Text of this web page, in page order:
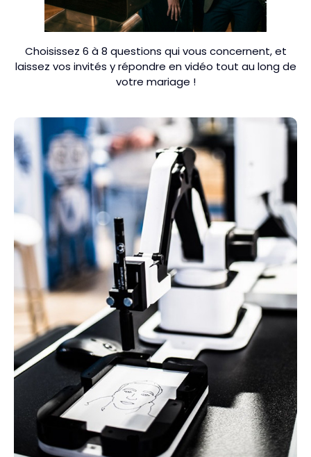
Choisissez 6 à 8 questions qui vous concernent, et
laissez vos invités y répondre en vidéo tout au long de
votre mariage !